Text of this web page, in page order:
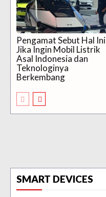
Pengamat Sebut Hal Ini
Jika Ingin Mobil Listrik
Asal Indonesia dan
Teknologinya
Berkembang
SMART DEVICES